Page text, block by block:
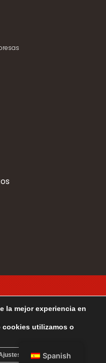
Spanish
la mejor experiencia en
cookies utilizamos o